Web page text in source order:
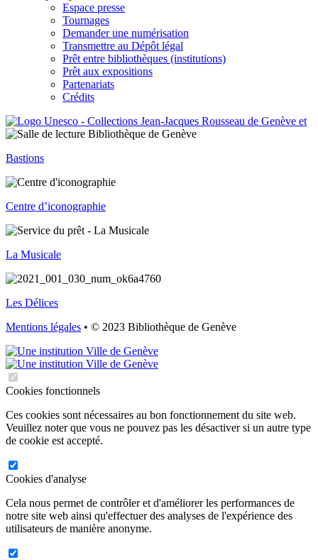
Espace presse
Tournages
Demander une numérisation
Transmettre au Dépôt légal
Prêt entre bibliothèques (institutions)
Prêt aux expositions
Partenariats
Crédits
Bastions
Centre d’iconographie
La Musicale
Les Délices
Mentions légales • © 2023 Bibliothèque de Genève
Cookies fonctionnels
Ces cookies sont nécessaires au bon fonctionnement du site web.
Veuillez noter que vous ne pouvez pas les désactiver si un autre type
de cookie est accepté.
Cookies d'analyse
Cela nous permet de contrôler et d'améliorer les performances de
notre site web ainsi qu'effectuer des analyses de l'expérience des
utilisateurs de manière anonyme.